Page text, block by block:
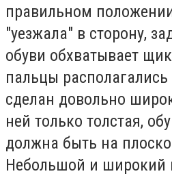
правильном
"уезжала" в сторону,
обуви обхватывает
пальцы
сделан довольно
ней только толстая,
должна быть на
Небольшой и широкий